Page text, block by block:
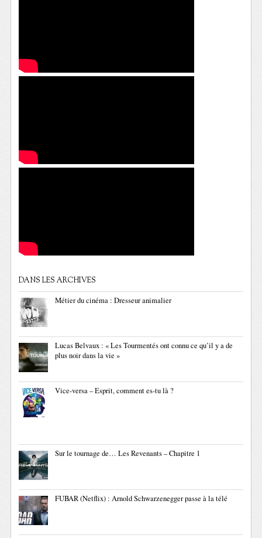
DANS LES ARCHIVES
Métier du cinéma : Dresseur animalier
Lucas Belvaux : « Les Tourmentés ont connu ce qu’il y a de
plus noir dans la vie »
Vice-versa – Esprit, comment es-tu là ?
Sur le tournage de… Les Revenants – Chapitre 1
FUBAR (Netflix) : Arnold Schwarzenegger passe à la télé